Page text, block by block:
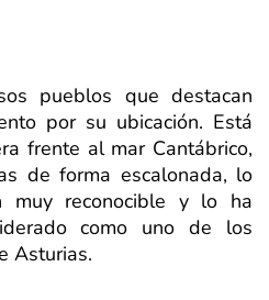
pueblos que destacan
por su ubicación. Está
frente al mar Cantábrico,
de forma escalonada, lo
muy reconocible y lo ha
como uno de los
Asturias.